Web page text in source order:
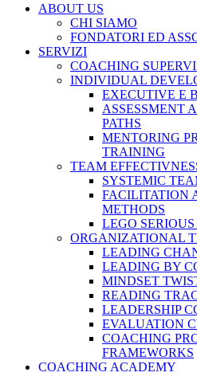
ABOUT US
CHI SIAMO
FONDATORI ED
SERVIZI
COACHING
INDIVIDUAL
EXECUTIVE E
ASSESSMENT
PATHS
MENTORING
TRAINING
TEAM
SYSTEMIC
FACILITATION
METHODS
LEGO
ORGANIZATIONAL
LEADING
LEADING BY
MINDSET
READING
LEADERSHIP
EVALUATION
COACHING
FRAMEWORKS
COACHING ACADEMY